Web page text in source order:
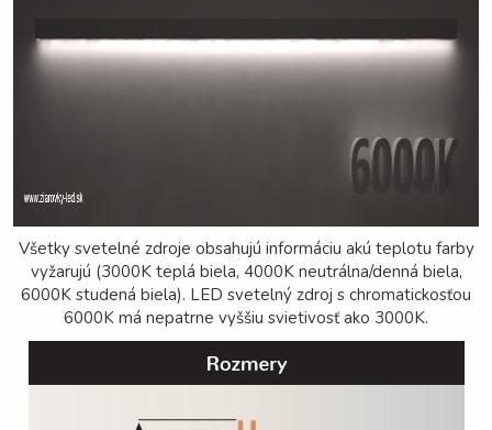
Všetky svetelné zdroje obsahujú informáciu akú teplotu farby
vyžarujú (3000K teplá biela, 4000K neutrálna/denná biela,
6000K studená biela). LED svetelný zdroj s chromatickosťou
6000K má nepatrne vyššiu svietivosť ako 3000K.